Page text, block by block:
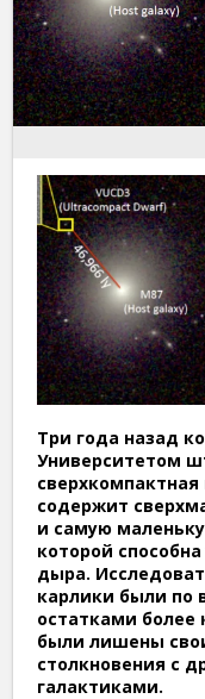
Три года назад
Университетом
содержит
и самую
которой
дыра.
карлики были по
остатками более
были лишены
столкновения с
галактиками.